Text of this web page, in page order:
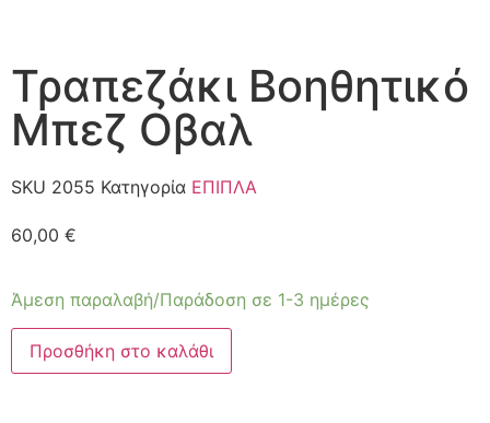
Τραπεζάκι Βοηθητικό
Μπεζ Οβαλ
SKU 2055 Κατηγορία ΕΠΙΠΛΑ
60,00 €
Άμεση παραλαβή/Παράδοση σε 1-3 ημέρες
Προσθήκη στο καλάθι